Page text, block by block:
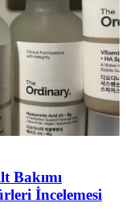
Bakımı
İncelemesi